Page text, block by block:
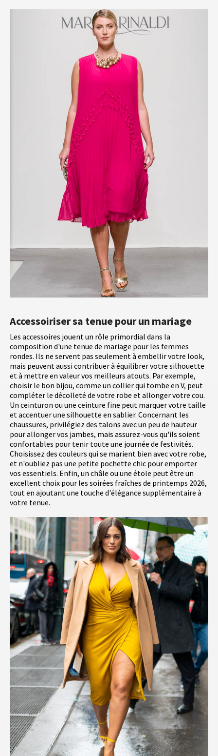
Accessoiriser sa tenue pour un mariage
Les accessoires jouent un rôle primordial dans la
composition d'une tenue de mariage pour les femmes
rondes. Ils ne servent pas seulement à embellir votre look,
mais peuvent aussi contribuer à équilibrer votre silhouette
et à mettre en valeur vos meilleurs atouts. Par exemple,
choisir le bon bijou, comme un collier qui tombe en V, peut
compléter le décolleté de votre robe et allonger votre cou.
Un ceinturon ou une ceinture fine peut marquer votre taille
et accentuer une silhouette en sablier. Concernant les
chaussures, privilégiez des talons avec un peu de hauteur
pour allonger vos jambes, mais assurez-vous qu'ils soient
confortables pour tenir toute une journée de festivités.
Choisissez des couleurs qui se marient bien avec votre robe,
et n'oubliez pas une petite pochette chic pour emporter
vos essentiels. Enfin, un châle ou une étole peut être un
excellent choix pour les soirées fraîches de printemps 2026,
tout en ajoutant une touche d'élégance supplémentaire à
votre tenue.